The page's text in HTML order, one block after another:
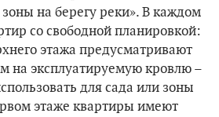
на берегу реки». В каждом
со свободной планировкой:
этажа предусматривают
на эксплуатируемую кровлю –
для сада или зоны
этаже квартиры имеют